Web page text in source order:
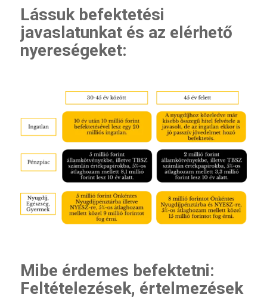
Lássuk befektetési
javaslatunkat és az elérhető
nyereségeket:
Mibe érdemes befektetni:
Feltételezések, értelmezések